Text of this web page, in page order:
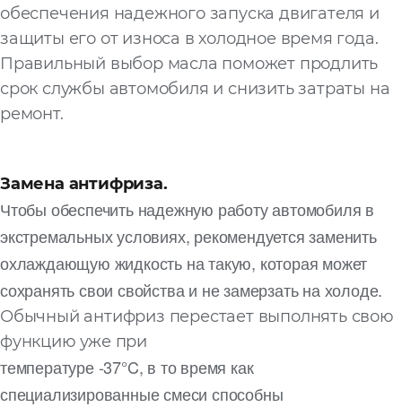
обеспечения надежного запуска двигателя и
защиты его от износа в холодное время года.
Правильный выбор масла поможет продлить
срок службы автомобиля и снизить затраты на
ремонт.
Замена антифриза.
Чтобы обеспечить надежную работу автомобиля в
экстремальных условиях, рекомендуется заменить
охлаждающую жидкость на такую, которая может
сохранять свои свойства и не замерзать на холоде.
Обычный антифриз перестает выполнять свою
функцию уже при
температуре -37°C, в то время как
специализированные смеси способны